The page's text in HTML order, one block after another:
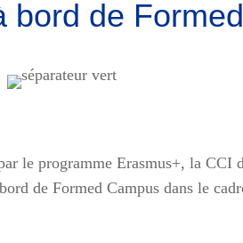
bord de
le programme Erasmus+, la CCI
de Formed Campus dans le